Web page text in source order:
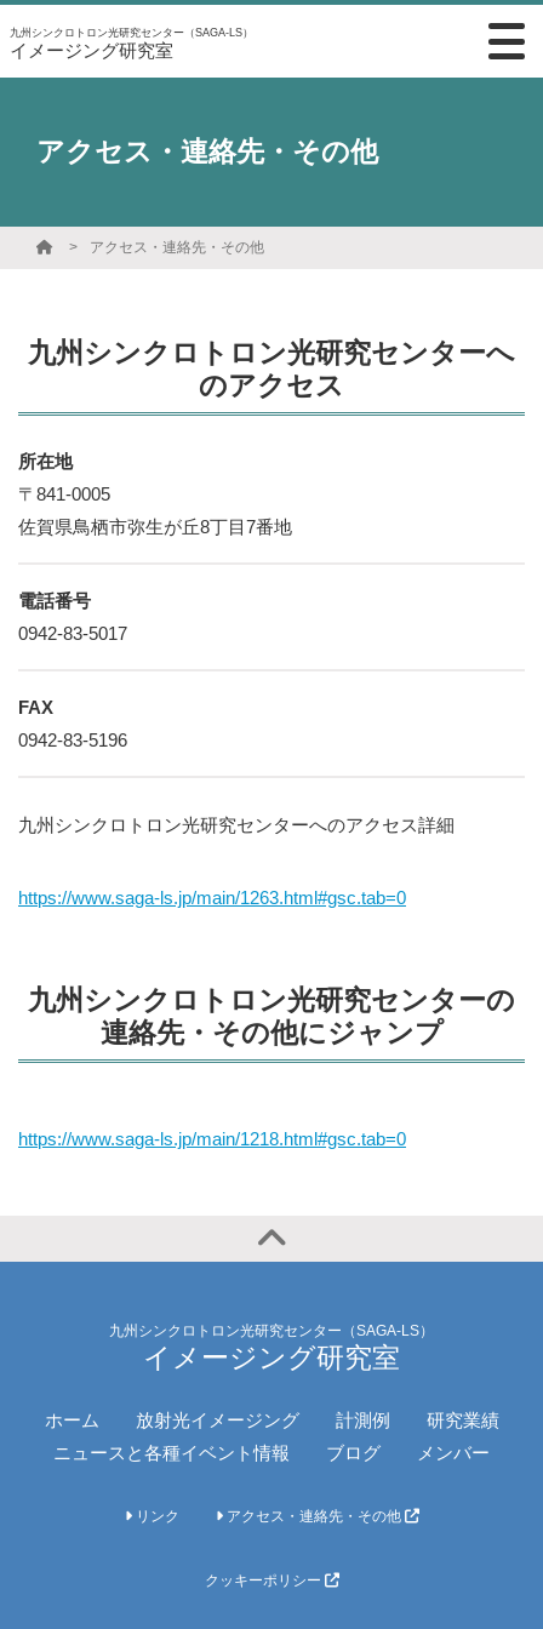
九州シンクロトロン光研究センター（SAGA-LS）
イメージング研究室
アクセス・連絡先・その他
アクセス・連絡先・その他
九州シンクロトロン光研究センターへ
のアクセス
所在地
〒841-0005
佐賀県鳥栖市弥生が丘8丁目7番地
電話番号
0942-83-5017
FAX
0942-83-5196
九州シンクロトロン光研究センターへのアクセス詳細
https://www.saga-ls.jp/main/1263.html#gsc.tab=0
九州シンクロトロン光研究センターの
連絡先・その他にジャンプ
https://www.saga-ls.jp/main/1218.html#gsc.tab=0
九州シンクロトロン光研究センター（SAGA-LS）
イメージング研究室
ホーム 放射光イメージング 計測例
研究業績
ニュースと各種イベント情報
ブログ メンバー
リンク アクセス・連絡先・その他
クッキーポリシー